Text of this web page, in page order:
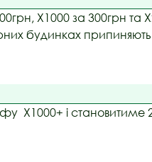
Х1000 за 300грн та
будинках
Х1000+ і становитиме